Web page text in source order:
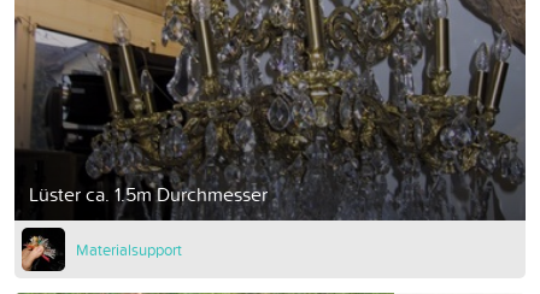
Lüster ca. 1.5m Durchmesser
Materialsupport